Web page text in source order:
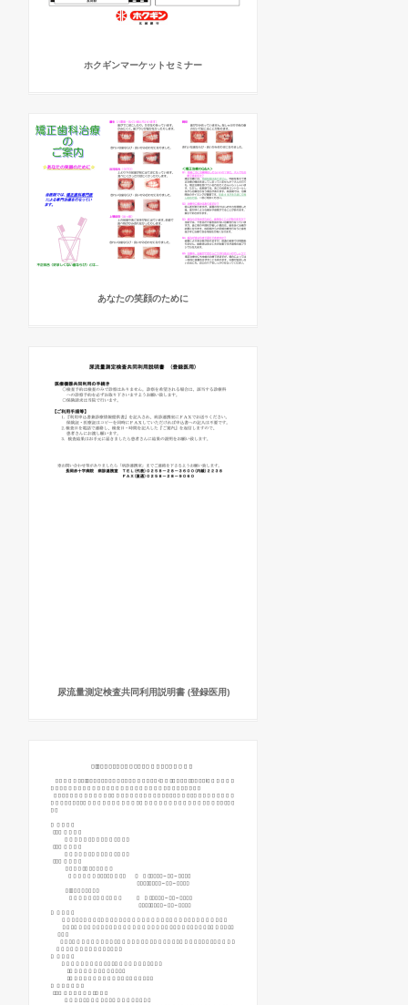
ホクギンマーケットセミナー
あなたの笑顔のために
尿流量測定検査共同利用説明書 (登録医用)